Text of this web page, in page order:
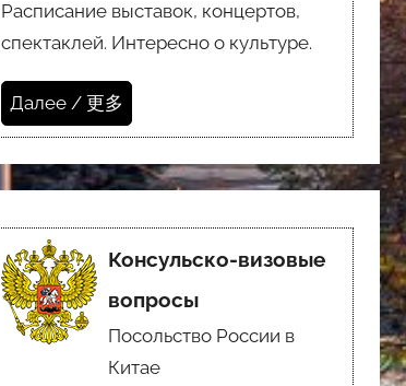
Расписание выставок, концертов,
спектаклей. Интересно о культуре.
Далее / 更多
Консульско-визовые
вопросы
Посольство России в
Китае